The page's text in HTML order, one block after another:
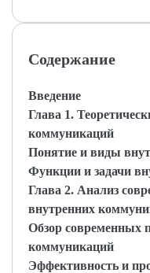
Содержание
Введение
Глава 1.
коммуникаций
Понятие и виды
Функции и задачи
Глава 2. Анализ
внутренних
Обзор современных
коммуникаций
Эффективность и